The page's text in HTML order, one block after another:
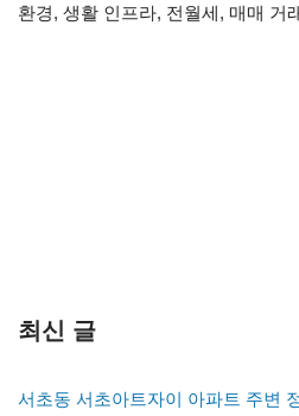
환경, 생활 인프라, 전월세, 매매 거
최신 글
서초동 서초아트자이 아파트 주변